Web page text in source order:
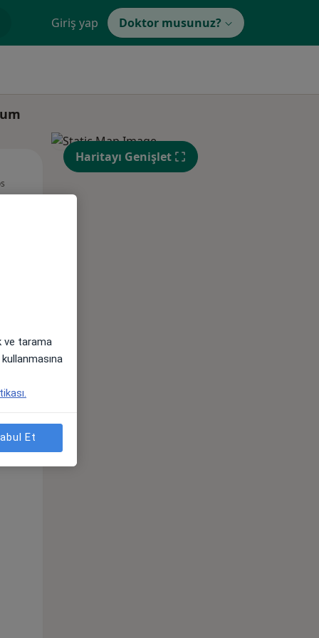
Giriş yap Doktor musunuz?
Çar, Per,
Haritayı Genişlet
ve tarama
Et